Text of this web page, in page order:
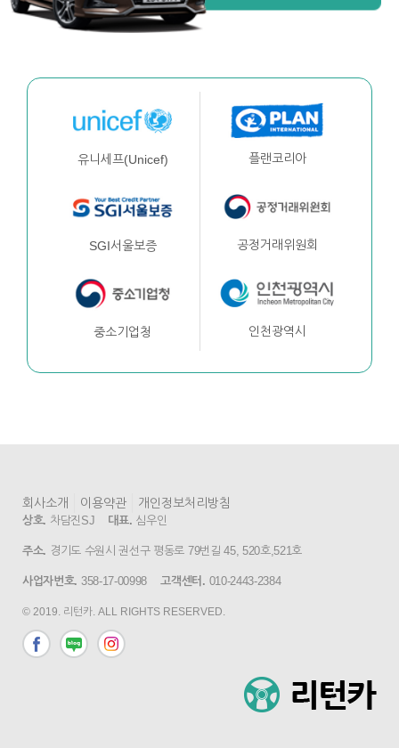
유니세프(Unicef) 플랜코리아
SGI서울보증 공정거래위원회
중소기업청 인천광역시
회사소개 이용약관 개인정보처리방침
상호. 차담진SJ 대표. 심우인
주소. 경기도 수원시 권선구 평동로 79번길 45, 520호,521호
사업자번호. 358-17-00998 고객센터. 010-2443-2384
© 2019. 리턴카. ALL RIGHTS RESERVED.